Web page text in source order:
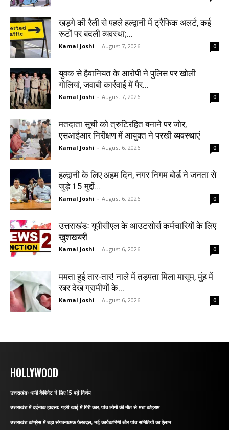
खड़गे की रैली से पहले हल्द्वानी में ट्रैफिक अलर्ट, कई
रूटों पर बदली व्यवस्था;...
Kamal Joshi - August 7, 2026 0
युवक से हैवानियत के आरोपी ने पुलिस पर खोली
गोलियां, जवाबी कार्रवाई में पैर...
Kamal Joshi - August 7, 2026 0
मतदाता सूची को त्रुटिरहित बनाने पर जोर,
एसआईआर निरीक्षण में आयुक्त ने परखी व्यवस्थाएं
Kamal Joshi - August 6, 2026 0
हल्द्वानी के लिए अहम दिन, नगर निगम बोर्ड ने जनता से
जुड़े 15 मुद्दों...
Kamal Joshi - August 6, 2026 0
उत्तराखंडः यूपीसीएल के आउटसोर्स कर्मचारियों के लिए
खुशखबरी
Kamal Joshi - August 6, 2026 0
ममता हुई तार-तार! नाले में तड़पता मिला मासूम, मुंह में
रबर देख ग्रामीणों के...
Kamal Joshi - August 6, 2026 0
HOLLYWOOD
उत्तराखंडः धामी कैबिनेट ने लिए 15 बड़े निर्णय
उत्तराखंड में दर्दनाक हादसाः गहरी खाई में गिरी कार, पांच लोगों की मौत से मचा कोहराम
उत्तराखंड कांग्रेस में बड़ा संगठनात्मक फेरबदल, नई कार्यकारिणी और पांच समितियों का ऐलान